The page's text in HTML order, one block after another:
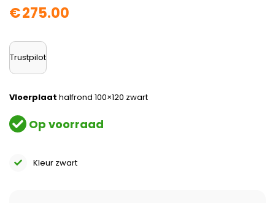
€275.00
Trustpilot
Vloerplaat halfrond 100×120 zwart
Op voorraad
Kleur zwart